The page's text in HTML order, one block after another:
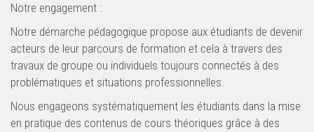
Notre engagement :
Notre démarche pédagogique propose aux étudiants de devenir
acteurs de leur parcours de formation et cela à travers des
travaux de groupe ou individuels toujours connectés à des
problématiques et situations professionnelles.
Nous engageons systématiquement les étudiants dans la mise
en pratique des contenus de cours théoriques grâce à des